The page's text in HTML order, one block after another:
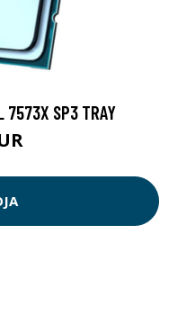
7573X SP3 TRAY